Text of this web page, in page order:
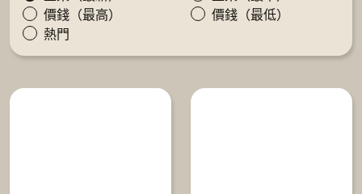
價錢（最高）
價錢（最低）
熱門